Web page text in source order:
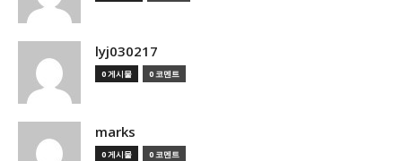
lyj030217
0 게시물 0 코멘트
marks
0 게시물 0 코멘트